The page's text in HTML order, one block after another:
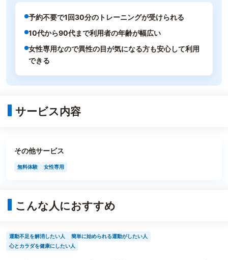
予約不要で1回30分のトレーニングが受けられる
10代から90代まで利用者の年齢が幅広い
女性専用なので異性の目が気になる方も安心して利用
できる
サービス内容
その他サービス
無料体験 女性専用
こんな人におすすめ
運動不足を解消したい人
簡単に始められる運動がしたい人
心とカラダを健康にしたい人